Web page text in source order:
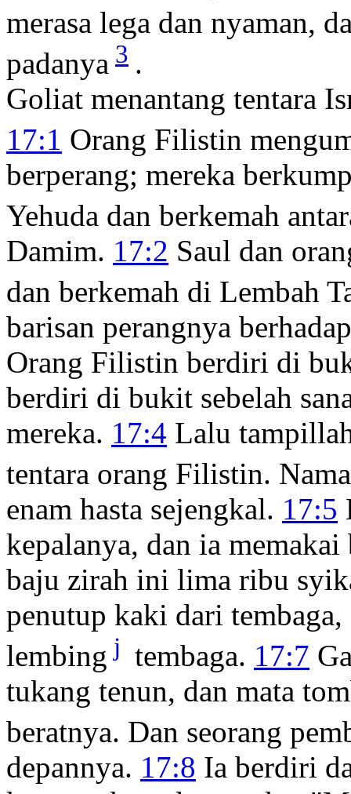
merasa lega dan nyaman,
padanya 3 .
Goliat menantang tentara
17:1 Orang Filistin
berperang; mereka
Yehuda dan berkemah
Damim. 17:2 Saul dan
dan berkemah di Lembah
barisan perangnya
Orang Filistin berdiri di
berdiri di bukit sebelah
mereka. 17:4 Lalu
tentara orang Filistin.
enam hasta sejengkal. 17:5
kepalanya, dan ia
baju zirah ini lima ribu
penutup kaki dari
lembing j tembaga. 17:7
tukang tenun, dan mata
beratnya. Dan seorang
depannya. 17:8 Ia berdiri